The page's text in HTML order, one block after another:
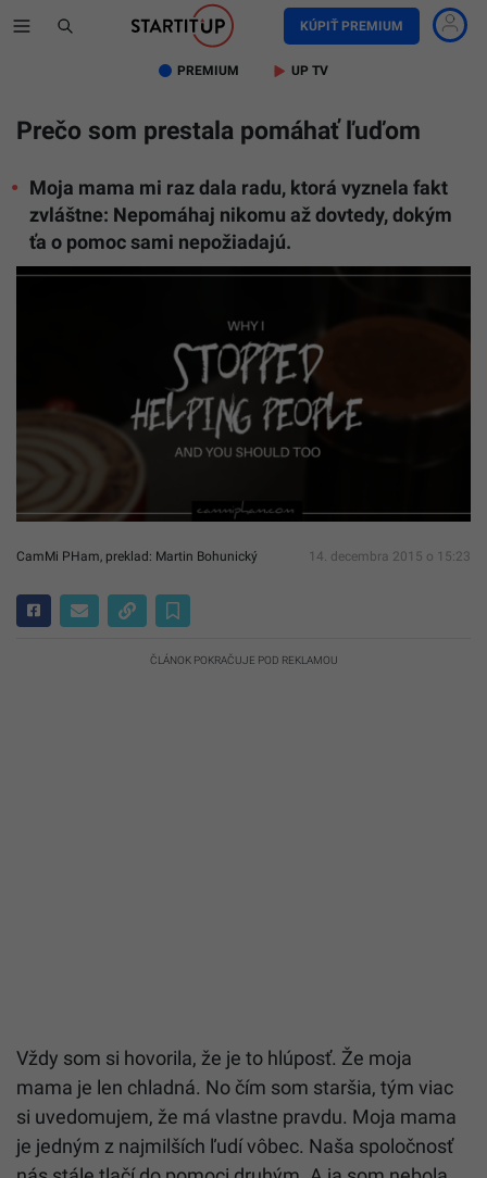
KÚPIŤ PREMIUM
PREMIUM UP TV
Prečo som prestala pomáhať ľuďom
Moja mama mi raz dala radu, ktorá vyznela fakt
zvláštne: Nepomáhaj nikomu až dovtedy, dokým
ťa o pomoc sami nepožiadajú.
CamMi PHam, preklad: Martin Bohunický 14. decembra 2015 o 15:23
ČLÁNOK POKRAČUJE POD REKLAMOU
Vždy som si hovorila, že je to hlúposť. Že moja
mama je len chladná. No čím som staršia, tým viac
si uvedomujem, že má vlastne pravdu. Moja mama
je jedným z najmilších ľudí vôbec. Naša spoločnosť